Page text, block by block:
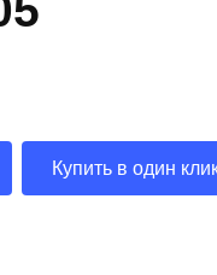
Купить в один